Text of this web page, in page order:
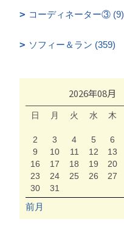
コーディネーター③ (9)
ソフィー＆ラン (359)
2026年08月
日 月 火 水 木
2
3 4 5 6
9
10 11 12 13
16
17 18 19 20
23
24 25 26 27
30
31
前月